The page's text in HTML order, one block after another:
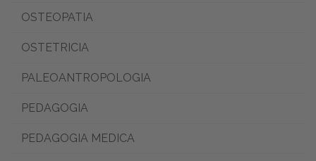
OSTEOPATIA
OSTETRICIA
PALEOANTROPOLOGIA
PEDAGOGIA
PEDAGOGIA MEDICA